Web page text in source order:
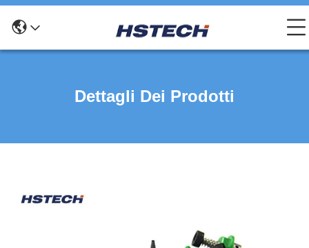
Dettagli Dei Prodotti